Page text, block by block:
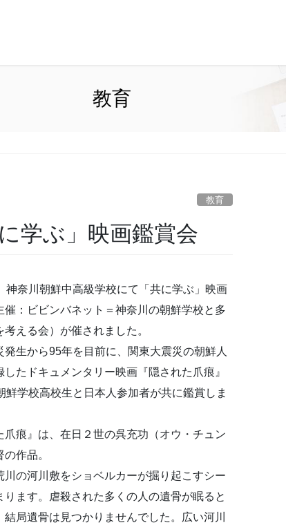
教育
教育
学ぶ」映画鑑賞会
神奈川朝鮮中高級学校にて「共に学ぶ」映画
催：ビビンバネット＝神奈川の朝鮮学校と多
考える会）が催されました。
発生から95年を目前に、関東大震災の朝鮮人
したドキュメンタリー映画『隠された爪痕』
鮮学校高校生と日本人参加者が共に鑑賞しま
爪痕』は、在日２世の呉充功（オウ・チュン
作品。
川の河川敷をショベルカーが掘り起こすシー
ります。虐殺された多くの人の遺骨が眠ると
局遺骨は見つかりませんでした。広い河川